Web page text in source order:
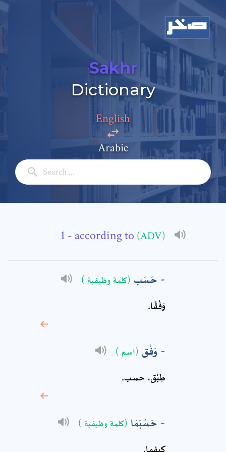
Sakhr
Dictionary
English
Arabic
- according to (ADV)
حَسَب (كلمة وظيفية )
وَفْقًا.
وَفْق (اسم )
طِبْق، حسب.
حَسْبَمَا (كلمة وظيفية )
كيفما.
Add a comment
Email: *
* sign, it means are